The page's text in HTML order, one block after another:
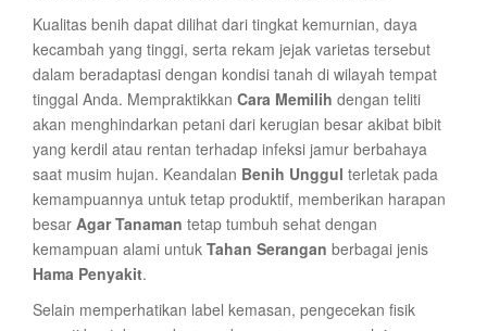
Kualitas benih dapat dilihat dari tingkat kemurnian, daya
kecambah yang tinggi, serta rekam jejak varietas tersebut
dalam beradaptasi dengan kondisi tanah di wilayah tempat
tinggal Anda. Mempraktikkan Cara Memilih dengan teliti
akan menghindarkan petani dari kerugian besar akibat bibit
yang kerdil atau rentan terhadap infeksi jamur berbahaya
saat musim hujan. Keandalan Benih Unggul terletak pada
kemampuannya untuk tetap produktif, memberikan harapan
besar Agar Tanaman tetap tumbuh sehat dengan
kemampuan alami untuk Tahan Serangan berbagai jenis
Hama Penyakit.
Selain memperhatikan label kemasan, pengecekan fisik